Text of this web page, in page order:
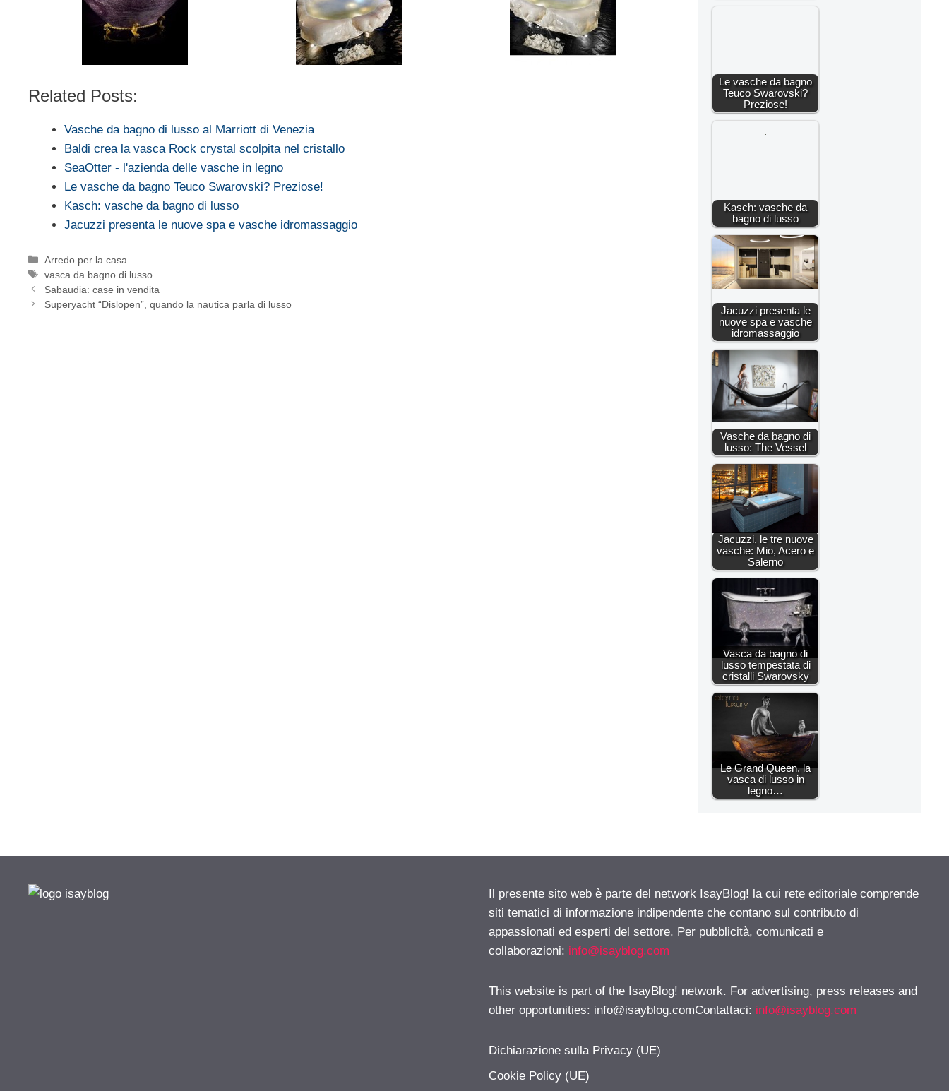
Related Posts:
Vasche da bagno di lusso al Marriott di Venezia
Baldi crea la vasca Rock crystal scolpita nel cristallo
SeaOtter - l'azienda delle vasche in legno
Le vasche da bagno Teuco Swarovski? Preziose!
Kasch: vasche da bagno di lusso
Jacuzzi presenta le nuove spa e vasche idromassaggio
Categorie
Arredo per la casa
Tag
vasca da bagno di lusso
Sabaudia: case in vendita
Superyacht “Dislopen”, quando la nautica parla di lusso
Le vasche da bagno
Teuco Swarovski?
Preziose!
Kasch: vasche da
bagno di lusso
Jacuzzi presenta le
nuove spa e vasche
idromassaggio
Vasche da bagno di
lusso: The Vessel
Jacuzzi, le tre nuove
vasche: Mio, Acero e
Salerno
Vasca da bagno di
lusso tempestata di
cristalli Swarovsky
Le Grand Queen, la
vasca di lusso in
legno…
Il presente sito web è parte del network IsayBlog! la cui rete editoriale comprende
siti tematici di informazione indipendente che contano sul contributo di
appassionati ed esperti del settore. Per pubblicità, comunicati e
collaborazioni: info@isayblog.com
This website is part of the IsayBlog! network. For advertising, press releases and
other opportunities: info@isayblog.comContattaci: info@isayblog.com
Dichiarazione sulla Privacy (UE)
Cookie Policy (UE)